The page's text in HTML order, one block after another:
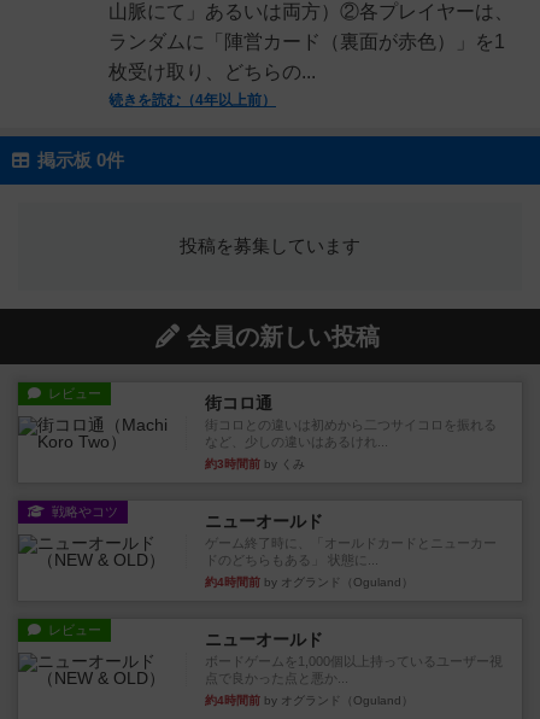
山脈にて」あるいは両方）②各プレイヤーは、
ランダムに「陣営カード（裏面が赤色）」を1
枚受け取り、どちらの...
続きを読む（4年以上前）
掲示板 0件
投稿を募集しています
会員の新しい投稿
レビュー 街コロ通
街コロとの違いは初めから二つサイコロを振れる
など、少しの違いはあるけれ...
約3時間前 by くみ
戦略やコツ ニューオールド
ゲーム終了時に、「オールドカードとニューカー
ドのどちらもある」 状態に...
約4時間前 by オグランド（Oguland）
レビュー ニューオールド
ボードゲームを1,000個以上持っているユーザー視
点で良かった点と悪か...
約4時間前 by オグランド（Oguland）